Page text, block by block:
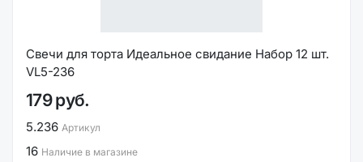
Свечи для торта Идеальное свидание Набор 12 шт.
VL5-236
179 руб.
5.236 Артикул
16 Наличие в магазине